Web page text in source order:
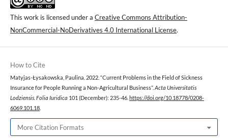
This work is licensed under a Creative Commons Attribution-
NonCommercial-NoDerivatives 4.0 International License.
How to Cite
Matyjas-Łysakowska, Paulina. 2022. “Current Problems in the Field of Sickness
Insurance for People Running a Non-Agricultural Business”. Acta Universitatis
Lodziensis. Folia Iuridica 101 (December): 235-46. https://doi.org/10.18778/0208-
6069.101.18
More Citation Formats